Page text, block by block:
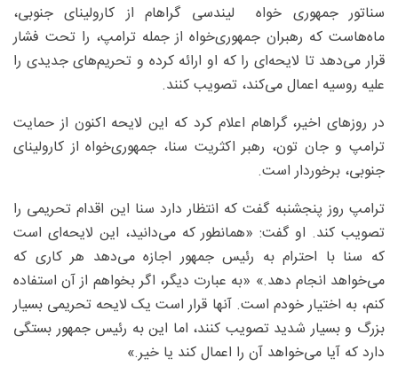
سناتور جمهوری خواه لیندسی گراهام از کارولینای جنوبی،
ماه‌هاست که رهبران جمهوری‌خواه از جمله ترامپ، را تحت فشار
قرار می‌دهد تا لایحه‌ای را که او ارائه کرده و تحریم‌های جدیدی را
علیه روسیه اعمال می‌کند، تصویب کنند.
در روزهای اخیر، گراهام اعلام کرد که این لایحه اکنون از حمایت
ترامپ و جان تون، رهبر اکثریت سنا، جمهوری‌خواه از کارولینای
جنوبی، برخوردار است.
ترامپ روز پنجشنبه گفت که انتظار دارد سنا این اقدام تحریمی را
تصویب کند. او گفت: «همانطور که می‌دانید، این لایحه‌ای است
که سنا با احترام به رئیس جمهور اجازه می‌دهد هر کاری که
می‌خواهد انجام دهد.» «به عبارت دیگر، اگر بخواهم از آن استفاده
کنم، به اختیار خودم است. آنها قرار است یک لایحه تحریمی بسیار
بزرگ و بسیار شدید تصویب کنند، اما این به رئیس جمهور بستگی
دارد که آیا می‌خواهد آن را اعمال کند یا خیر.»